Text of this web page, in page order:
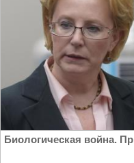
Биологическая война.